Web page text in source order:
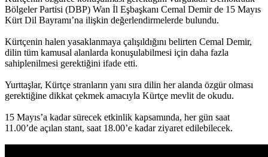
Bölgeler Partisi (DBP) Wan İl Eşbaşkanı Cemal Demir de 15 Mayıs
Kürt Dil Bayramı’na ilişkin değerlendirmelerde bulundu.
Kürtçenin halen yasaklanmaya çalışıldığını belirten Cemal Demir,
dilin tüm kamusal alanlarda konuşulabilmesi için daha fazla
sahiplenilmesi gerektiğini ifade etti.
Yurttaşlar, Kürtçe stranların yanı sıra dilin her alanda özgür olması
gerektiğine dikkat çekmek amacıyla Kürtçe mevlit de okudu.
15 Mayıs’a kadar sürecek etkinlik kapsamında, her gün saat
11.00’de açılan stant, saat 18.00’e kadar ziyaret edilebilecek.